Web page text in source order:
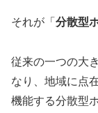
それが「 分散型
従来の一つの大
なり、地域に点
機能する分散型